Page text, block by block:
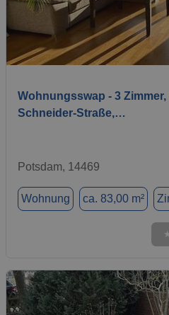
Wohnungsswap - 3 Zimmer,
Schneider-Straße,…
Potsdam, 14469
Wohnung ca. 83,00 m²